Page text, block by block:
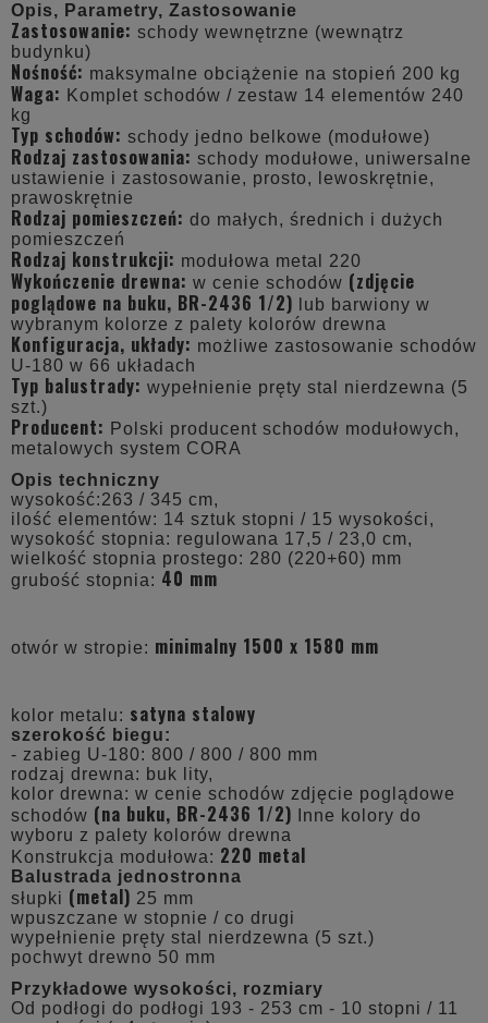
Opis, Parametry, Zastosowanie
Zastosowanie: schody wewnętrzne (wewnątrz
budynku)
Nośność: maksymalne obciążenie na stopień 200 kg
Waga: Komplet schodów / zestaw 14 elementów 240
kg
Typ schodów: schody jedno belkowe (modułowe)
Rodzaj zastosowania: schody modułowe, uniwersalne
ustawienie i zastosowanie, prosto, lewoskrętnie,
prawoskrętnie
Rodzaj pomieszczeń: do małych, średnich i dużych
pomieszczeń
Rodzaj konstrukcji: modułowa metal 220
Wykończenie drewna: w cenie schodów (zdjęcie
poglądowe na buku, BR-2436 1/2) lub barwiony w
wybranym kolorze z palety kolorów drewna
Konfiguracja, układy: możliwe zastosowanie schodów
U-180 w 66 układach
Typ balustrady: wypełnienie pręty stal nierdzewna (5
szt.)
Producent: Polski producent schodów modułowych,
metalowych system CORA
Opis techniczny
wysokość:263 / 345 cm,
ilość elementów: 14 sztuk stopni / 15 wysokości,
wysokość stopnia: regulowana 17,5 / 23,0 cm,
wielkość stopnia prostego: 280 (220+60) mm
grubość stopnia: 40 mm
otwór w stropie: minimalny 1500 x 1580 mm
kolor metalu: satyna stalowy
szerokość biegu:
- zabieg U-180: 800 / 800 / 800 mm
rodzaj drewna: buk lity,
kolor drewna: w cenie schodów zdjęcie poglądowe
schodów (na buku, BR-2436 1/2) Inne kolory do
wyboru z palety kolorów drewna
Konstrukcja modułowa: 220 metal
Balustrada jednostronna
słupki (metal) 25 mm
wpuszczane w stopnie / co drugi
wypełnienie pręty stal nierdzewna (5 szt.)
pochwyt drewno 50 mm
Przykładowe wysokości, rozmiary
Od podłogi do podłogi 193 - 253 cm - 10 stopni / 11